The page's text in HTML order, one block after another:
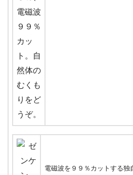
電磁波を９９％カットする